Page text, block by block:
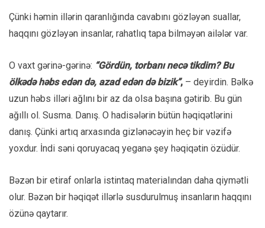
Çünki həmin illərin qaranlığında cavabını gözləyən suallar,
haqqını gözləyən insanlar, rahatlıq tapa bilməyən ailələr var.
O vaxt gərinə-gərinə: “Gördün, torbanı necə tikdim? Bu
ölkədə həbs edən də, azad edən də bizik”, – deyirdin. Bəlkə
uzun həbs illəri ağlını bir az da olsa başına gətirib. Bu gün
ağıllı ol. Susma. Danış. O hadisələrin bütün həqiqətlərini
danış. Çünki artıq arxasında gizlənəcəyin heç bir vəzifə
yoxdur. İndi səni qoruyacaq yeganə şey həqiqətin özüdür.
Bəzən bir etiraf onlarla istintaq materialından daha qiymətli
olur. Bəzən bir həqiqət illərlə susdurulmuş insanların haqqını
özünə qaytarır.